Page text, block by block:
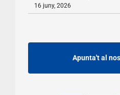
16 juny, 2026
Apunta't al